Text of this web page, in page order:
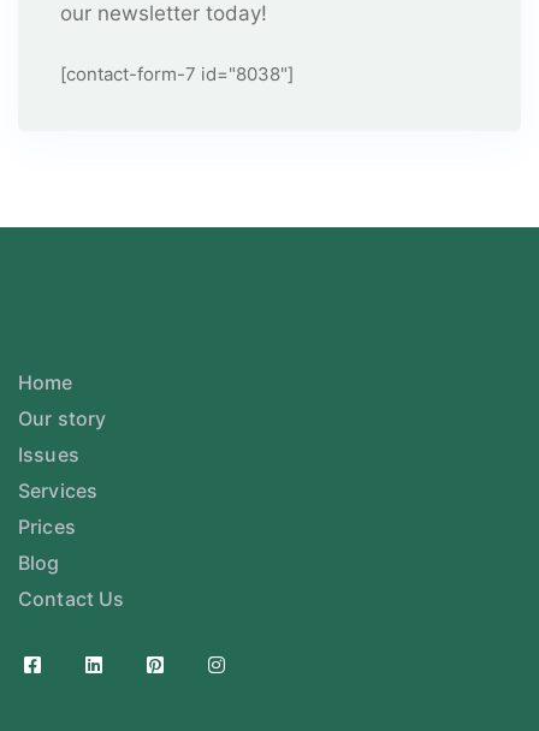
our newsletter today!
[contact-form-7 id="8038"]
Home
Our story
Issues
Services
Prices
Blog
Contact Us